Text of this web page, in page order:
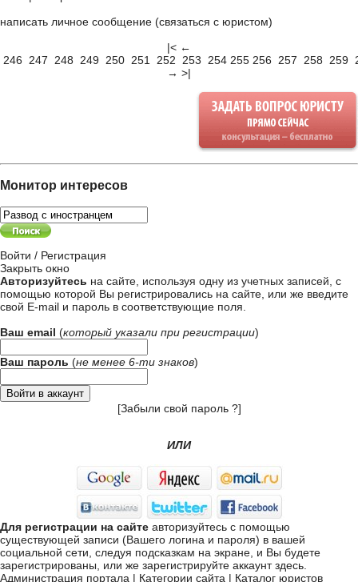
написать личное сообщение (связаться с юристом)
|< ←
246
247 248 249 250 251 252 253 254 255 256 257 258 259
→ >|
Монитор интересов
Войти / Регистрация
Закрыть окно
Авторизуйтесь на сайте, используя одну из учетных записей, с
помощью которой Вы регистрировались на сайте, или же введите
свой E-mail и пароль в соответствующие поля
Ваш email (который указали при регистрации)
Ваш пароль (не менее 6-ти знаков)
[Забыли свой пароль ?]
ИЛИ
Для регистрации на сайте авторизуйтесь с помощью
существующей записи (Вашего логина и пароля) в вашей
социальной сети, следуя подсказкам на экране, и Вы будете
зарегистрированы, или же зарегистрируйте аккаунт здесь
Администрация портала | Категории сайта | Каталог юристов